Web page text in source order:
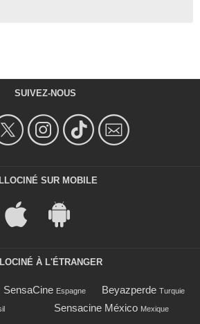
SUIVEZ-NOUS
SUR MOBILE
À L'ÉTRANGER
SensaCine Espagne Beyazperde Turquie
Sensacine México Mexique